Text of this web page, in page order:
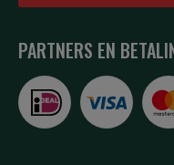
PARTNERS EN